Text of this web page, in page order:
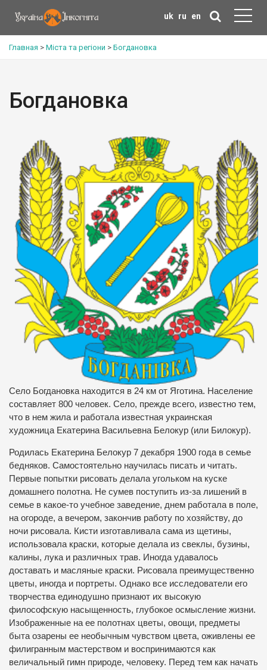
uk ru en
Главная > Міста та регіони > Богдановка
Богдановка
Село Богдановка находится в 24 км от Яготина. Население
составляет 800 человек. Село, прежде всего, известно тем,
что в нем жила и работала известная украинская
художница Екатерина Васильевна Белокур (или Билокур).
Родилась Екатерина Белокур 7 декабря 1900 года в семье
бедняков. Самостоятельно научилась писать и читать.
Первые попытки рисовать делала угольком на куске
домашнего полотна. Не сумев поступить из-за лишений в
семье в какое-то учебное заведение, днем работала в поле,
на огороде, а вечером, закончив работу по хозяйству, до
ночи рисовала. Кисти изготавливала сама из щетины,
использовала краски, которые делала из свеклы, бузины,
калины, лука и различных трав. Иногда удавалось
доставать и масляные краски. Рисовала преимущественно
цветы, иногда и портреты. Однако все исследователи его
творчества единодушно признают их высокую
философскую насыщенность, глубокое осмысление жизни.
Изображенные на ее полотнах цветы, овощи, предметы
быта озарены ее необычным чувством цвета, оживлены ее
филигранным мастерством и воспринимаются как
величальный гимн природе, человеку. Перед тем как начать